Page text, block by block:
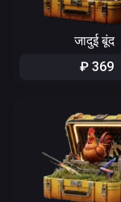
जादुई बूंद
₽ 369